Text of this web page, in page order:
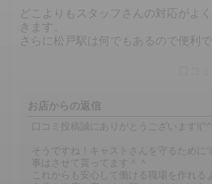
どこよりもスタッフさんの対応がよ
きます。
さらに松戸駅は何でもあるので便利で
お店からの返信
口コミ投稿誠にありがとうございます
そうですね！キャストさんを守るために
事はさせて貰ってます＾＾
これからも安心して働ける職場を作れる